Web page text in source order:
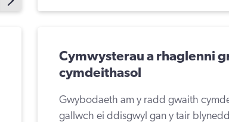
Cymwysterau a rhaglenni
cymdeithasol
Gwybodaeth am y radd gwaith
gallwch ei ddisgwyl gan y tair